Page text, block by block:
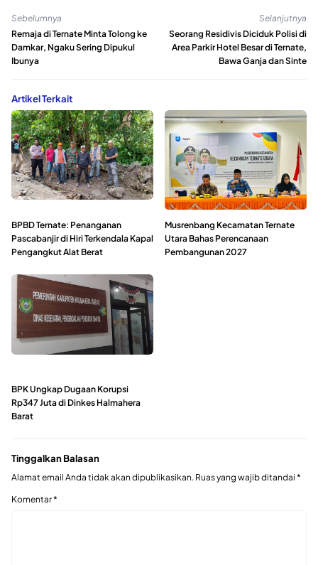
Sebelumnya
Remaja di Ternate Minta Tolong ke
Damkar, Ngaku Sering Dipukul
Ibunya
Selanjutnya
Seorang Residivis Diciduk Polisi di
Area Parkir Hotel Besar di Ternate,
Bawa Ganja dan Sinte
Artikel Terkait
BPBD Ternate: Penanganan
Pascabanjir di Hiri Terkendala Kapal
Pengangkut Alat Berat
Musrenbang Kecamatan Ternate
Utara Bahas Perencanaan
Pembangunan 2027
BPK Ungkap Dugaan Korupsi
Rp347 Juta di Dinkes Halmahera
Barat
Tinggalkan Balasan
Alamat email Anda tidak akan dipublikasikan. Ruas yang wajib ditandai *
Komentar*